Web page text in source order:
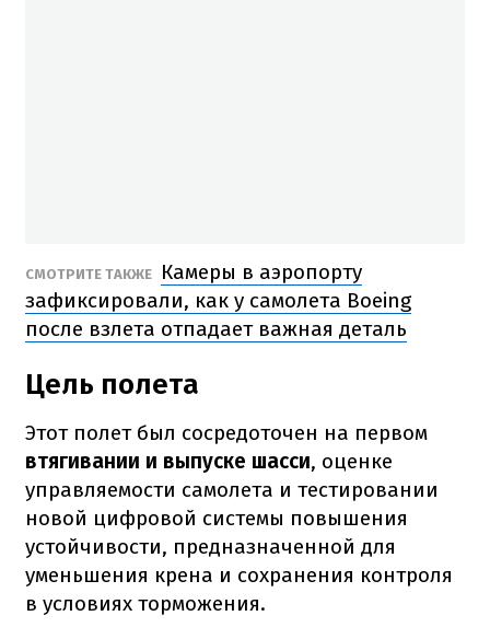
СМОТРИТЕ ТАКЖЕ
Камеры в аэропорту
зафиксировали, как у самолета Boeing
после взлета отпадает важная деталь
Цель полета
Этот полет был сосредоточен на первом
втягивании и выпуске шасси, оценке
управляемости самолета и тестировании
новой цифровой системы повышения
устойчивости, предназначенной для
уменьшения крена и сохранения контроля
в условиях торможения.